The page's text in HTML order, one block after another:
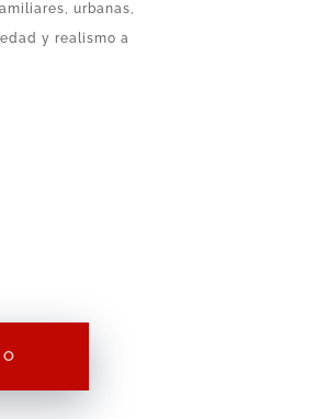
urbanas,
y realismo a